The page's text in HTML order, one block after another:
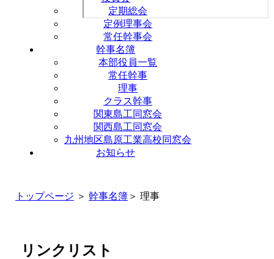
定期総会
定例理事会
常任幹事会
幹事名簿
本部役員一覧
常任幹事
理事
クラス幹事
関東島工同窓会
関西島工同窓会
九州地区島原工業高校同窓会
お知らせ
トップページ ＞ 幹事名簿 ＞ 理事
リンクリスト